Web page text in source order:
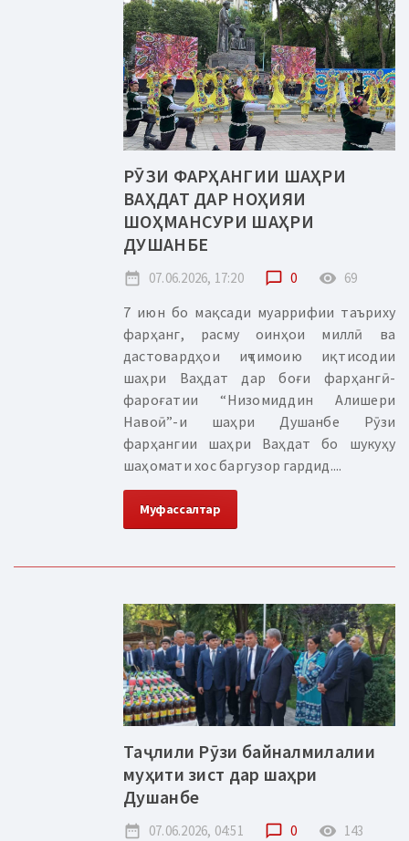
РӮЗИ ФАРҲАНГИИ ШАҲРИ
ВАҲДАТ ДАР НОҲИЯИ
ШОҲМАНСУРИ ШАҲРИ
ДУШАНБЕ
date_range 07.06.2026, 17:20 chat_bubble_outline 0 remove_red_eye 69
7 июн бо мақсади муаррифии таъриху
фарҳанг, расму оинҳои миллӣ ва
дастовардҳои иҷтимоию иқтисодии
шаҳри Ваҳдат дар боғи фарҳангӣ-
фароғатии “Низомиддин Алишери
Навоӣ”-и шаҳри Душанбе Рӯзи
фарҳангии шаҳри Ваҳдат бо шукуҳу
шаҳомати хос баргузор гардид....
Муфассалтар
Таҷлили Рӯзи байналмилалии
муҳити зист дар шаҳри
Душанбе
date_range 07.06.2026, 04:51 chat_bubble_outline 0 remove_red_eye 143